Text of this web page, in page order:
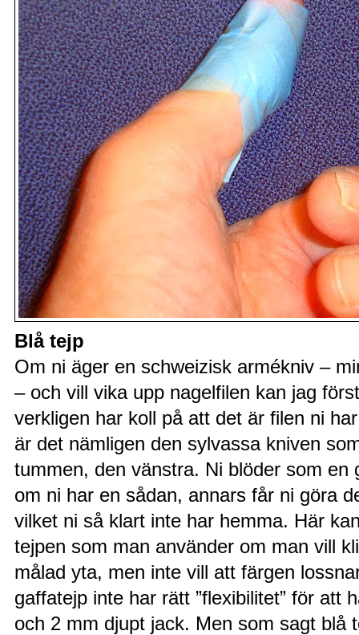
Blå tejp
Om ni äger en schweizisk armékniv –
– och vill vika upp nagelfilen kan jag
verkligen har koll på att det är filen ni
är det nämligen den sylvassa kniven
tummen, den vänstra. Ni blöder som en
om ni har en sådan, annars får ni göra
vilket ni så klart inte har hemma. Här
tejpen som man använder om man vill
målad yta, men inte vill att färgen
gaffatejp inte har rätt ”flexibilitet” för att
och 2 mm djupt jack. Men som sagt blå